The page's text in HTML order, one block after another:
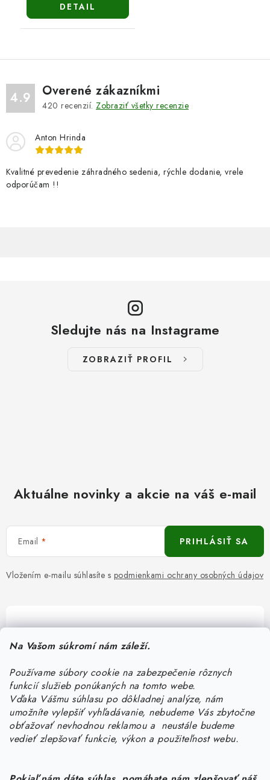
Na Vašom súkromí nám záleží.
Používame súbory cookie na zabezpečenie rôznych
funkcií služieb ponúkaných na tomto webe.
Vďaka Vášmu súhlasu po dôkladnej analýze, nám
umožníte vylepšiť vyhľadávanie, nebudeme Vás zbytočne
obťažovať nevhodnou reklamou a neustále budeme
vedieť zlepšovať funkcie, výkon a použiteľnost webu.
DETAIL
4.9 Overené zákazníkmi
420 recenzií. Zobraziť všetky recenzie
Anton Hrinda
Kvalitné prevedenie záhradného sedenia, rýchle dodanie, vrele
odporúčam !!
Sledujte nás na Instagrame
ZOBRAZIŤ PROFIL
Aktuálne novinky a akcie na váš e-mail
Email
Vložením e-mailu súhlasíte s podmienkami ochrany osobných údajov
PRIHLÁSIŤ SA
Pomôžeme vám s výberom
Potrebujete s niečím poradiť? Sme tu pre vás!
objednavky@kurin.sk
0950456469